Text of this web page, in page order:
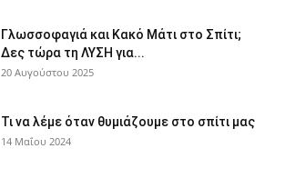
Γλωσσοφαγιά και Κακό Μάτι στο Σπίτι;
Δες τώρα τη ΛΥΣΗ για...
20 Αυγούστου 2025
Τι να λέμε όταν θυμιάζουμε στο σπίτι μας
14 Μαΐου 2024